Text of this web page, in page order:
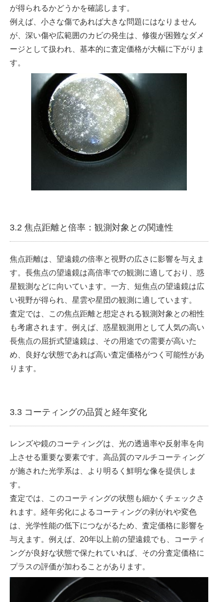
が得られるかどうかを確認します。
例えば、小さな傷であれば大きな問題にはなりません
が、深い傷や広範囲のカビの発生は、修復が困難なダメ
ージとして扱われ、基本的に査定価格が大幅に下がりま
す。
3.2 焦点距離と倍率：観測対象との関連性
焦点距離は、望遠鏡の倍率と視野の広さに影響を与えま
す。長焦点の望遠鏡は高倍率での観測に適しており、惑
星観測などに向いています。一方、短焦点の望遠鏡は広
い視野が得られ、星雲や星団の観測に適しています。
査定では、この焦点距離と想定される観測対象との相性
も考慮されます。例えば、惑星観測用として人気の高い
長焦点の屈折式望遠鏡は、その用途での需要が高いた
め、良好な状態であれば高い査定価格がつく可能性があ
ります。
3.3 コーティングの品質と経年変化
レンズや鏡のコーティングは、光の透過率や反射率を向
上させる重要な要素です。高品質のマルチコーティング
が施された光学系は、より明るく鮮明な像を提供しま
す。
査定では、このコーティングの状態も細かくチェックさ
れます。経年劣化によるコーティングの剥がれや変色
は、光学性能の低下につながるため、査定価格に影響を
与えます。例えば、20年以上前の望遠鏡でも、コーティ
ングが良好な状態で保たれていれば、その分査定価格に
プラスの評価が加わることがあります。